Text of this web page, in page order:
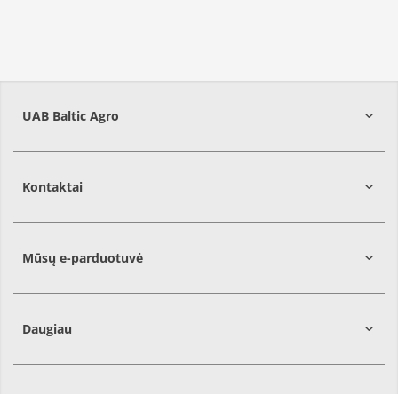
UAB Baltic Agro
Kontaktai
Mūsų e-parduotuvė
Daugiau